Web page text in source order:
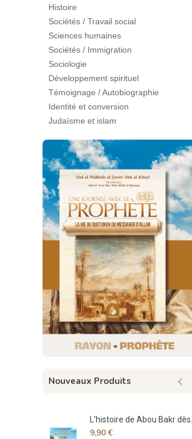
Histoire
Sociétés / Travail social
Sciences humaines
Sociétés / Immigration
Sociologie
Développement spirituel
Témoignage / Autobiographie
Identité et conversion
Judaïsme et islam
Nouveaux Produits
L'histoire de Abou Bakr dès...
9,90 €
